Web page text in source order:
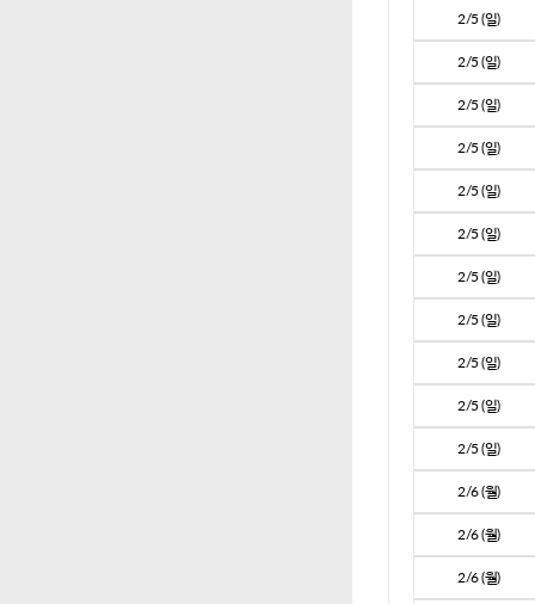
2/5 (일)
2/5 (일)
2/5 (일)
2/5 (일)
2/5 (일)
2/5 (일)
2/5 (일)
2/5 (일)
2/5 (일)
2/5 (일)
2/5 (일)
2/6 (월)
2/6 (월)
2/6 (월)